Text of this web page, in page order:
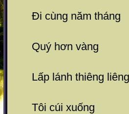
Đi cùng năm tháng
Quý hơn vàng
Lấp lánh thiêng
Tôi cúi xuống